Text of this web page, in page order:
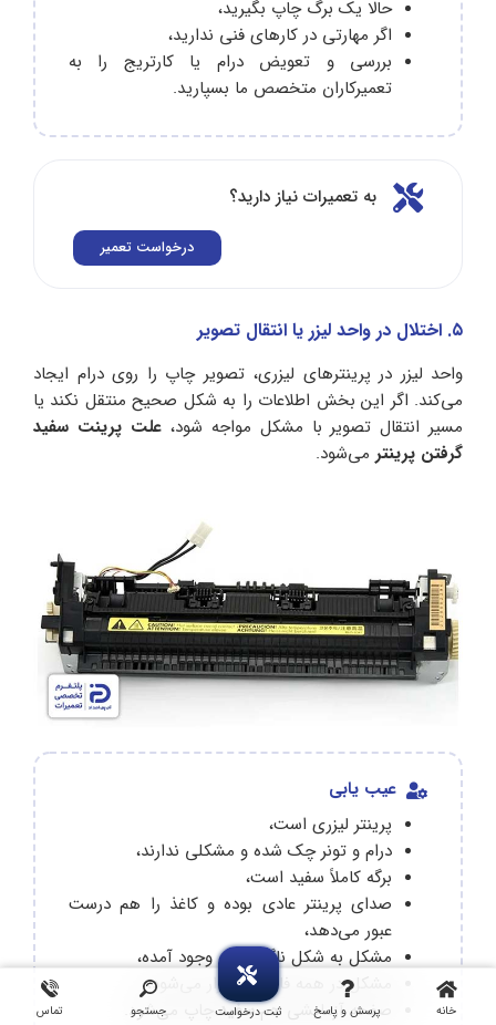
خانه پرسش و پاسخ ثبت درخواست جستجو تماس
حالا یک برگ چاپ بگیرید‌‌،
اگر مهارتی در کارهای فنی ندارید،
بررسی و تعویض درام یا کارتریج را به
تعمیرکاران متخصص ما بسپارید.
به تعمیرات نیاز دارید؟
درخواست تعمیر
۵. اختلال در واحد لیزر یا انتقال تصویر
واحد لیزر در پرینترهای لیزری، تصویر چاپ را روی درام ایجاد
می‌کند. اگر این بخش اطلاعات را به شکل صحیح منتقل نکند یا
مسیر انتقال تصویر با مشکل مواجه شود،علت پرینت سفید
گرفتن پرینتر می‌شود.
عیب یابی
پرینتر لیزری است،
درام و تونر چک شده و مشکلی ندارند،
برگه کاملاً سفید است،
صدای پرینتر عادی بوده و کاغذ را هم درست
عبور می‌دهد،
مشکل به شکل ناگهانی به وجود آمده،
مشکل در همه فایل‌ها تکرار می‌شود،
صفحه آزمایشی همسفیدچاپ می‌شود.